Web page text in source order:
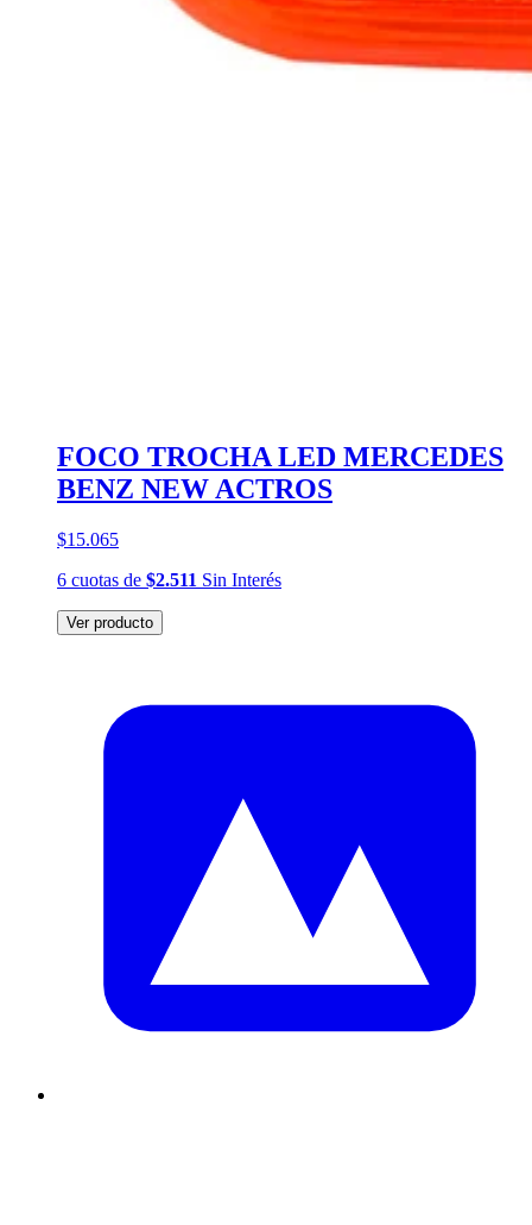
FOCO TROCHA LED MERCEDES
BENZ NEW ACTROS
$15.065
6 cuotas de $2.511 Sin Interés
Ver producto